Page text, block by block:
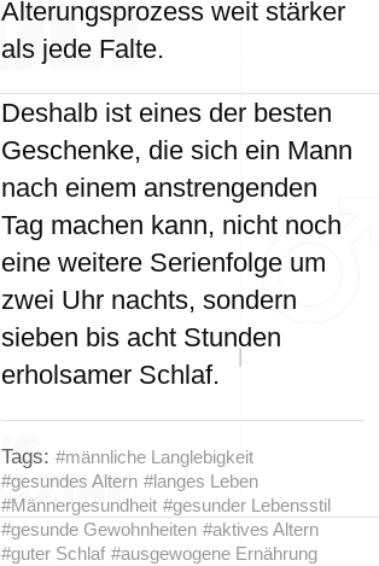
Alterungsprozess weit stärker
als jede Falte.
Deshalb ist eines der besten
Geschenke, die sich ein Mann
nach einem anstrengenden
Tag machen kann, nicht noch
eine weitere Serienfolge um
zwei Uhr nachts, sondern
sieben bis acht Stunden
erholsamer Schlaf.
Tags: #männliche Langlebigkeit
#gesundes Altern #langes Leben
#Männergesundheit #gesunder Lebensstil
#gesunde Gewohnheiten #aktives Altern
#guter Schlaf #ausgewogene Ernährung